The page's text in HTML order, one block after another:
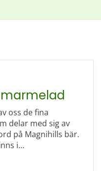
marmelad
oss de fina
delar med sig av
på Magnihills bär.
i…